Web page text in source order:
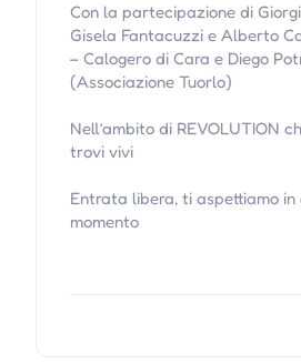
Con la partecipazione di
Gisela Fantacuzzi e Alberto
– Calogero di Cara e Diego
(Associazione Tuorlo)
Nell’ambito di REVOLUTION
trovi vivi
Entrata libera, ti aspettiamo in
momento